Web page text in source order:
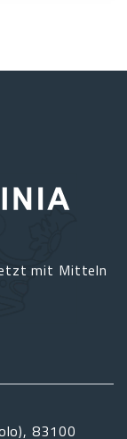
mit Mitteln
83100